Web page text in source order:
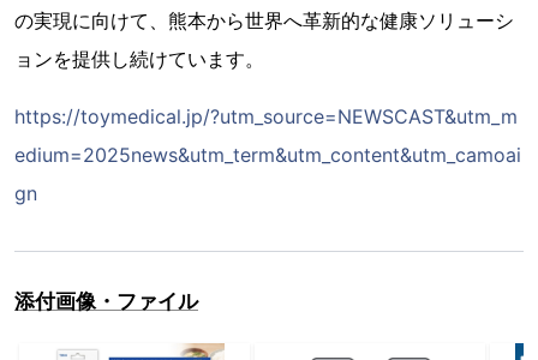
の実現に向けて、熊本から世界へ革新的な健康ソリューシ
ョンを提供し続けています。
https://toymedical.jp/?utm_source=NEWSCAST&utm_m
edium=2025news&utm_term&utm_content&utm_camoai
gn
添付画像・ファイル